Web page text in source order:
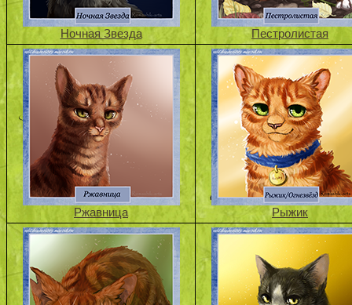
Ночная Звезда Пестролистая
Ржавница Рыжик